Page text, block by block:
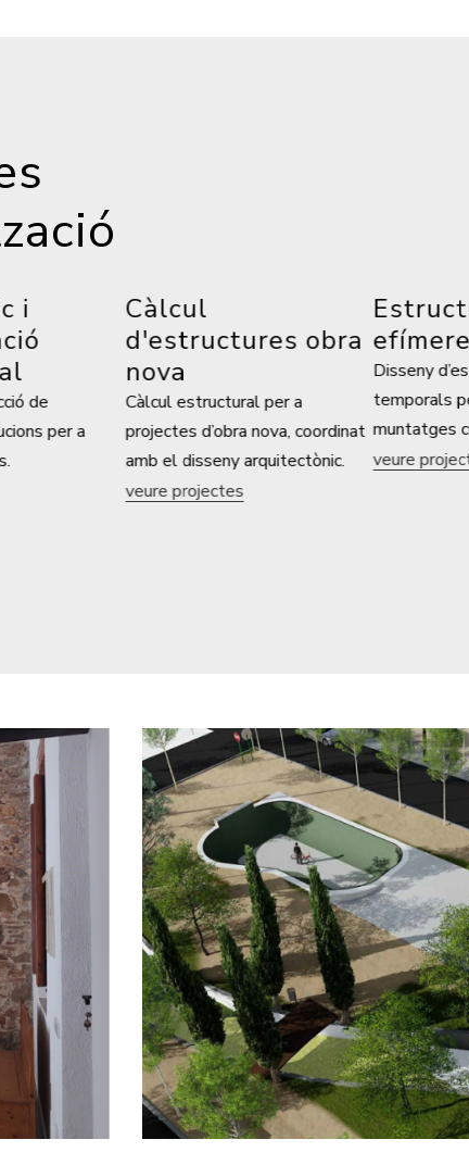
per a
Càlcul
d'estructures obra
nova
Càlcul estructural per a
projectesd’obranova, coordinat
amb el disseny arquitectònic.
veure projectes
efímeres
Disseny
temporals per
muntatges
veure projectes